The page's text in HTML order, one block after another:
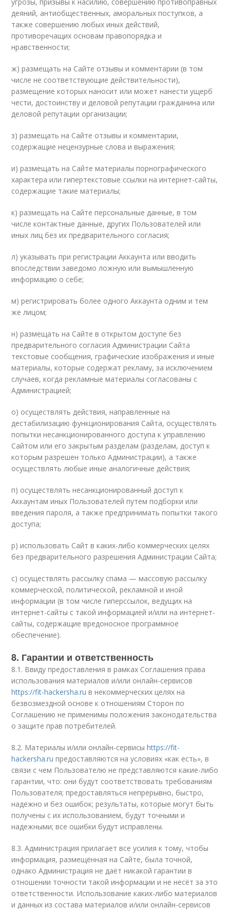
деяний, антиобщественных, аморальных поступков, а
также совершению любых иных действий,
противоречащих основам правопорядка и
нравственности;
ж) размещать на Сайте отзывы и комментарии (в том
числе не соответствующие действительности),
размещение которых наносит или может нанести ущерб
чести, достоинству и деловой репутации гражданина или
деловой репутации организации;
з) размещать на Сайте отзывы и комментарии,
содержащие нецензурные слова и выражения;
и) размещать на Сайте материалы порнографического
характера или гипертекстовые ссылки на интернет-сайты,
содержащие такие материалы;
к) размещать на Сайте персональные данные, в том
числе контактные данные, других Пользователей или
иных лиц без их предварительного согласия;
л) указывать при регистрации Аккаунта или вводить
впоследствии заведомо ложную или вымышленную
информацию о себе;
м) регистрировать более одного Аккаунта одним и тем
же лицом;
н) размещать на Сайте в открытом доступе без
предварительного согласия Администрации Сайта
текстовые сообщения, графические изображения и иные
материалы, которые содержат рекламу, за исключением
случаев, когда рекламные материалы согласованы с
Администрацией;
о) осуществлять действия, направленные на
дестабилизацию функционирования Сайта, осуществлять
попытки несанкционированного доступа к управлению
Сайтом или его закрытым разделам (разделам, доступ к
которым разрешен только Администрации), а также
осуществлять любые иные аналогичные действия;
п) осуществлять несанкционированный доступ к
Аккаунтам иных Пользователей путем подборки или
введения пароля, а также предпринимать попытки такого
доступа;
р) использовать Сайт в каких-либо коммерческих целях
без предварительного разрешения Администрации Сайта;
с) осуществлять рассылку спама — массовую рассылку
коммерческой, политической, рекламной и иной
информации (в том числе гиперссылок, ведущих на
интернет-сайты с такой информацией и/или на интернет-
сайты, содержащие вредоносное программное
обеспечение).
8. Гарантии и ответственность
8.1. Ввиду предоставления в рамках Соглашения права
использования материалов и/или онлайн-сервисов
https://fit-hackersha.ru в некоммерческих целях на
безвозмездной основе к отношениям Сторон по
Соглашению не применимы положения законодательства
о защите прав потребителей.
8.2. Материалы и/или онлайн-сервисыhttps://fit-
hackersha.ru предоставляются на условиях «как есть», в
связи с чем Пользователю не представляются какие-либо
гарантии, что: они будут соответствовать требованиям
Пользователя; предоставляться непрерывно, быстро,
надежно и без ошибок; результаты, которые могут быть
получены с их использованием, будут точными и
надежными; все ошибки будут исправлены.
8.3. Администрация прилагает все усилия к тому, чтобы
информация, размещённая на Сайте, была точной,
однако Администрация не даёт никакой гарантии в
отношении точности такой информации и не несёт за это
ответственности. Использование каких-либо материалов
и данных из состава материалов и/или онлайн-сервисов